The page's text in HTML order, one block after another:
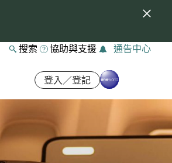
搜索 協助與支援 通告中心
登入／登記